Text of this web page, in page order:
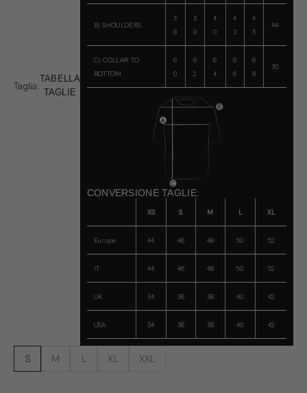
Taglia:
TABELLA
TAGLIE
B) SHOULDERS
3
8
3
9
4
0
4
2
4
3
44
C) COLLAR TO
BOTTOM
6
0
6
2
6
4
6
6
6
8
70
CONVERSIONE TAGLIE:
XS S M L XL
Europe 44 46 48 50 52
IT 44 46 48 50 52
UK 34 36 38 40 42
USA 34 36 38 40 42
S M L XL XXL